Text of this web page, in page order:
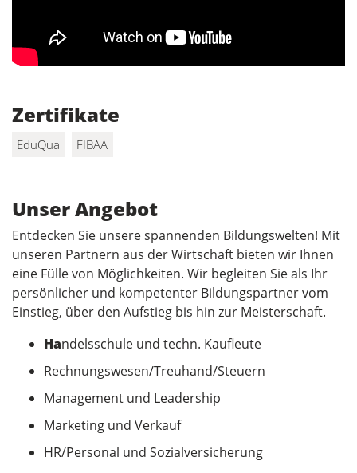
Zertifikate
EduQua FIBAA
Unser Angebot
Entdecken Sie unsere spannenden Bildungswelten! Mit
unseren Partnern aus der Wirtschaft bieten wir Ihnen
eine Fülle von Möglichkeiten. Wir begleiten Sie als Ihr
persönlicher und kompetenter Bildungspartner vom
Einstieg, über den Aufstieg bis hin zur Meisterschaft.
Handelsschule und techn. Kaufleute
Rechnungswesen/Treuhand/Steuern
Management und Leadership
Marketing und Verkauf
HR/Personal und Sozialversicherung